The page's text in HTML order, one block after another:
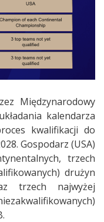
Międzynarodowy
kalendarza
kwalifikacji do
Gospodarz (USA)
trzech
drużyn
trzech najwyżej